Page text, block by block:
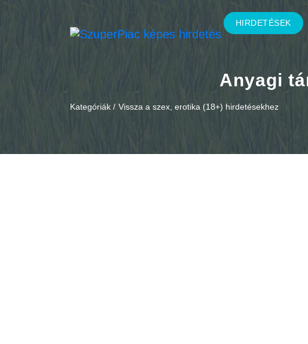
HIRDETÉSEK
Anyagi
Kategóriák / Vissza a szex, erotika (18+) hirdetésekhez